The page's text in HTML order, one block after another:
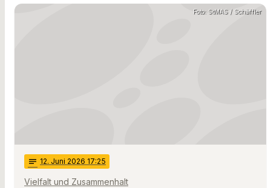
Foto: StMAS / Schäffler
notes 12. Juni 2026 17:25
Vielfalt und Zusammenhalt